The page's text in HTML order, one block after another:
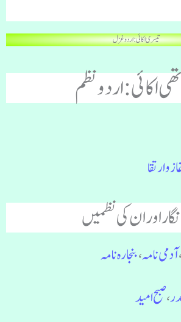
تیسری اکائی : اردو غزل
اکائی : اردو نظم
و ارتقا
اور ان کی نظمیں
آدمی نامہ،بنجارہ نامہ
،صبح امید